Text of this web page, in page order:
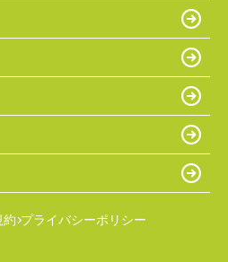
約 プライバシーポリシー